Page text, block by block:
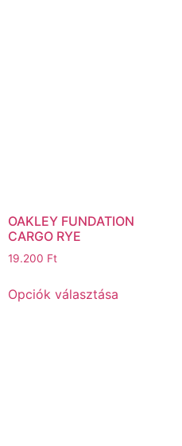
OAKLEY FUNDATION
CARGO RYE
19.200 Ft
Opciók választása